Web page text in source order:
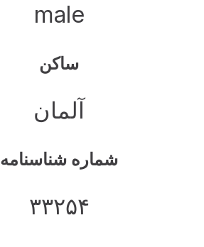
male
ساکن
آلمان
شماره شناسنامه
۳۳۲۵۴